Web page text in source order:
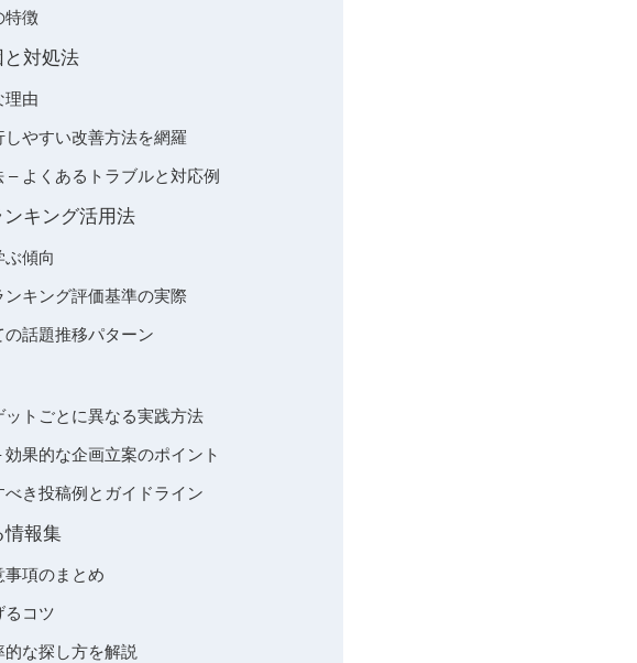
特徴
対処法
理由
やすい改善方法を網羅
– よくあるトラブルと対応例
キング活用法
傾向
キング評価基準の実際
話題推移パターン
トごとに異なる実践方法
果的な企画立案のポイント
き投稿例とガイドライン
情報集
項のまとめ
るコツ
な探し方を解説